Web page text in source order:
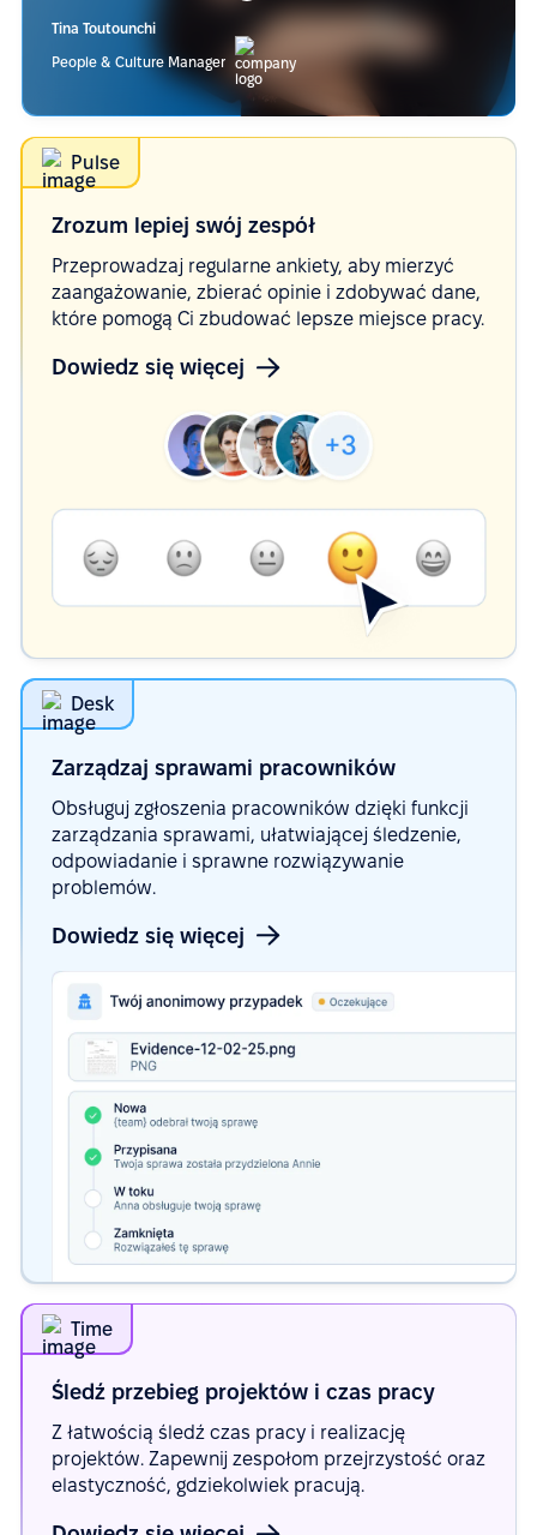
Tina Toutounchi
People & Culture Manager
Pulse
Zrozum lepiej swój zespół
Przeprowadzaj regularne ankiety, aby mierzyć
zaangażowanie, zbierać opinie i zdobywać dane,
które pomogą Ci zbudować lepsze miejsce pracy.
Dowiedz się więcej
Desk
Zarządzaj sprawami pracowników
Obsługuj zgłoszenia pracowników dzięki funkcji
zarządzania sprawami, ułatwiającej śledzenie,
odpowiadanie i sprawne rozwiązywanie
problemów.
Dowiedz się więcej
Time
Śledź przebieg projektów i czas pracy
Z łatwością śledź czas pracy i realizację
projektów. Zapewnij zespołom przejrzystość oraz
elastyczność, gdziekolwiek pracują.